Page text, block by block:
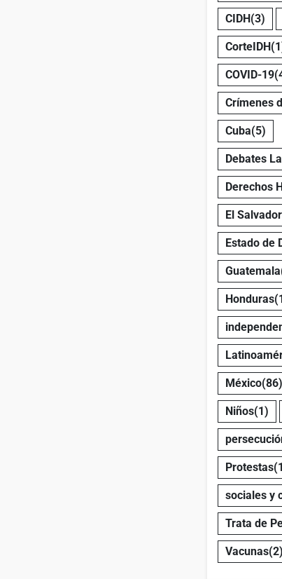
CIDH (3)
CorteIDH
COVID-19
Crímenes
Cuba(5)
Debates
Derechos
El Salvador
Estado de
Guatemala
Honduras
México(86)
Niños(1)
Protestas
sociales y
Trata de
Vacunas(2)